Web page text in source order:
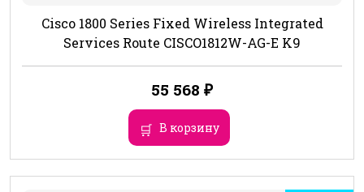
Cisco 1800 Series Fixed Wireless Integrated
Services Route CISCO1812W-AG-E K9
55 568 ₽
В корзину